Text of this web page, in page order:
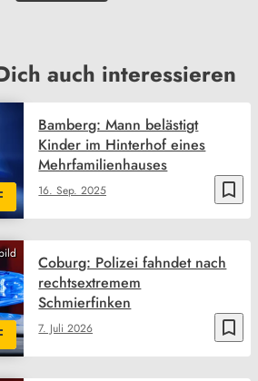
auch interessieren
bookmark_border
16. Sep. 2025
Bamberg: Mann belästigt
Kinder im Hinterhof eines
Mehrfamilienhauses
bookmark_border
7. Juli 2026
Coburg: Polizei fahndet nach
rechtsextremem
Schmierfinken